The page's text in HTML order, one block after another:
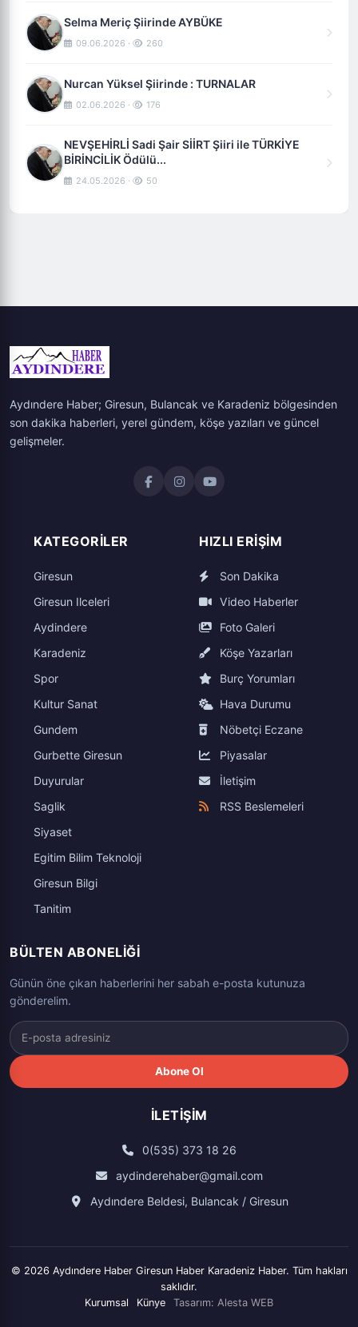
Selma Meriç Şiirinde AYBÜKE
09.06.2026 · 260
Nurcan Yüksel Şiirinde : TURNALAR
02.06.2026 · 176
NEVŞEHİRLİ Sadi Şair SİİRT Şiiri ile TÜRKİYE
BİRİNCİLİK Ödülü...
24.05.2026 · 50
Aydındere Haber; Giresun, Bulancak ve Karadeniz bölgesinden
son dakika haberleri, yerel gündem, köşe yazıları ve güncel
gelişmeler.
KATEGORILER
Giresun
Giresun Ilceleri
Aydindere
Karadeniz
Spor
Kultur Sanat
Gundem
Gurbette Giresun
Duyurular
Saglik
Siyaset
Egitim Bilim Teknoloji
Giresun Bilgi
Tanitim
HIZLI ERIŞIM
Son Dakika
Video Haberler
Foto Galeri
Köşe Yazarları
Burç Yorumları
Hava Durumu
Nöbetçi Eczane
Piyasalar
İletişim
RSS Beslemeleri
BÜLTEN ABONELIĞI
Günün öne çıkan haberlerini her sabah e-posta kutunuza
gönderelim.
Abone Ol
İLETIŞIM
0(535) 373 18 26
aydinderehaber@gmail.com
Aydındere Beldesi, Bulancak / Giresun
© 2026 Aydındere Haber Giresun Haber Karadeniz Haber. Tüm hakları
saklıdır.
Kurumsal
Künye Tasarım: Alesta WEB